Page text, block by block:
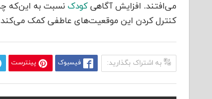
می‌افتند. افزایش آگاهیکودک نسبت به این‌که
کنترل کردن این موقعیت‌های عاطفی کمک
به اشتراک بگذارید: فیسبوک پینترست